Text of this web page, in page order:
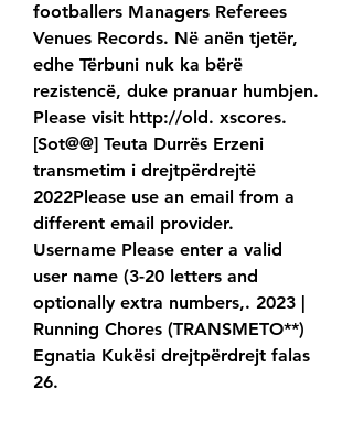
footballers Managers Referees
Venues Records. Në anën tjetër,
edhe Tërbuni nuk ka bërë
rezistencë, duke pranuar humbjen.
Please visit http://old. xscores.
[Sot@@] Teuta Durrës Erzeni
transmetim i drejtpërdrejtë
2022Please use an email from a
different email provider.
Username Please enter a valid
user name (3-20 letters and
optionally extra numbers,. 2023 |
Running Chores (TRANSMETO**)
Egnatia Kukësi drejtpërdrejt falas
26.